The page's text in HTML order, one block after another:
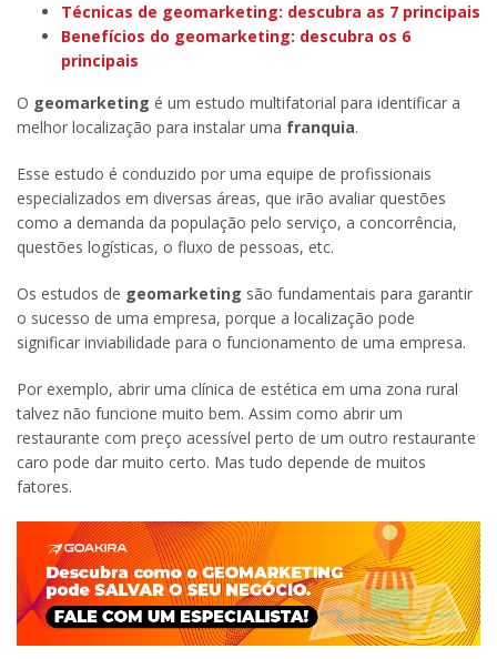
Técnicas de geomarketing: descubra as 7 principais
Benefícios do geomarketing: descubra os 6
principais
O geomarketing é um estudo multifatorial para identificar a
melhor localização para instalar uma franquia.
Esse estudo é conduzido por uma equipe de profissionais
especializados em diversas áreas, que irão avaliar questões
como a demanda da população pelo serviço, a concorrência,
questões logísticas, o fluxo de pessoas, etc.
Os estudos de geomarketing são fundamentais para garantir
o sucesso de uma empresa, porque a localização pode
significar inviabilidade para o funcionamento de uma empresa.
Por exemplo, abrir uma clínica de estética em uma zona rural
talvez não funcione muito bem. Assim como abrir um
restaurante com preço acessível perto de um outro restaurante
caro pode dar muito certo. Mas tudo depende de muitos
fatores.